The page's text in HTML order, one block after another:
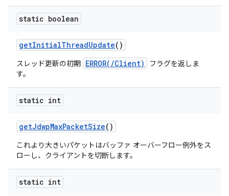
static boolean
getInitialThreadUpdate()
スレッド更新の初期 ERROR(/Client)
フラグを返しま
す。
static int
getJdwpMaxPacketSize()
これより大きいパケットはバッファ オーバーフロー例外をス
ローし、クライアントを切断します。
static int